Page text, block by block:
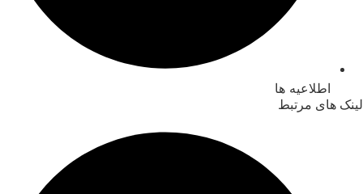
اطلاعیه ها
لینک های مرتبط